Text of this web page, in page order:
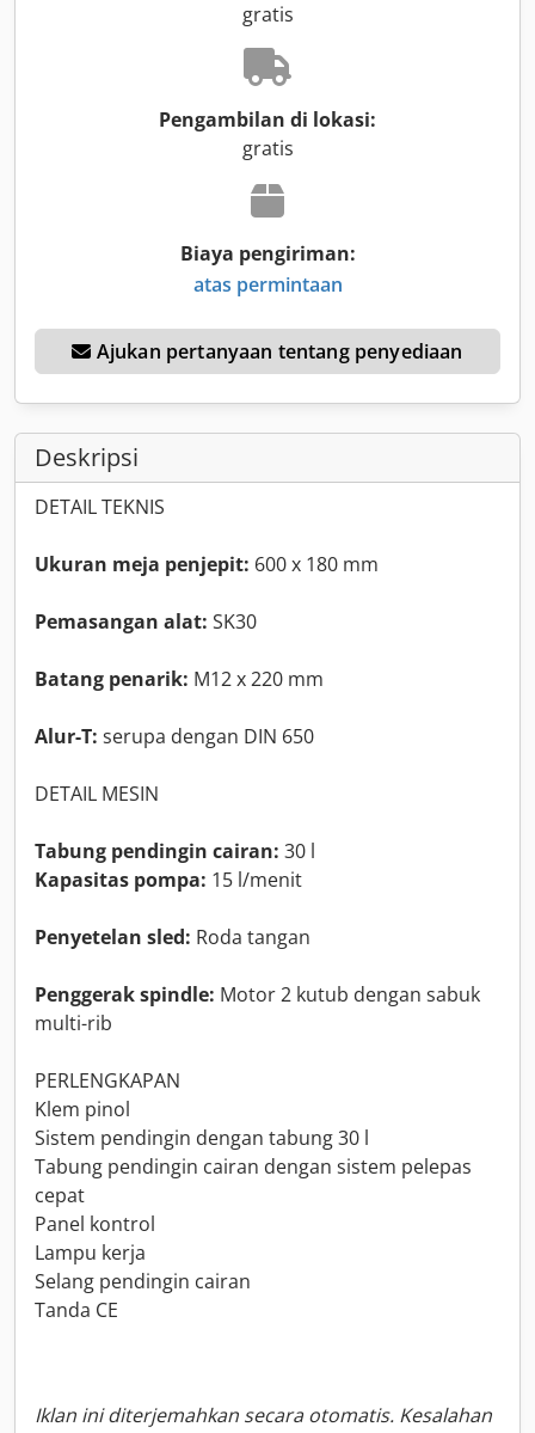
gratis
Pengambilan di lokasi:
gratis
Biaya pengiriman:
atas permintaan
Ajukan pertanyaan tentang penyediaan
Deskripsi
DETAIL TEKNIS
Ukuran meja penjepit: 600 x 180 mm
Pemasangan alat: SK30
Batang penarik: M12 x 220 mm
Alur-T: serupa dengan DIN 650
DETAIL MESIN
Tabung pendingin cairan: 30 l
Kapasitas pompa: 15 l/menit
Penyetelan sled: Roda tangan
Penggerak spindle: Motor 2 kutub dengan sabuk
multi-rib
PERLENGKAPAN
Klem pinol
Sistem pendingin dengan tabung 30 l
Tabung pendingin cairan dengan sistem pelepas
cepat
Panel kontrol
Lampu kerja
Selang pendingin cairan
Tanda CE
Iklan ini diterjemahkan secara otomatis. Kesalahan